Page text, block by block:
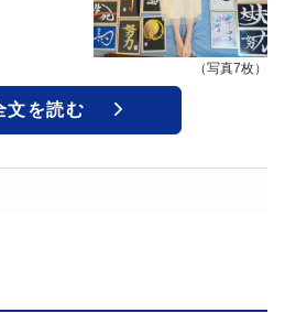
（写真7枚）
文を読む